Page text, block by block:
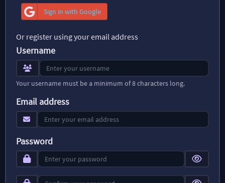
Sign in with Google
Or register using your email address
Username
Your username must be a minimum of 8 characters long.
Email address
Password